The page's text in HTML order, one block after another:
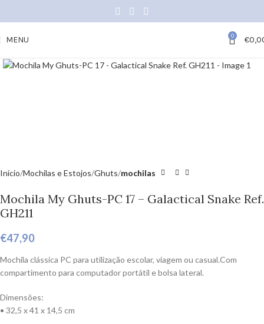
MENU 0 €
Início Mochilas e Estojos Ghuts mochilas
Mochila My Ghuts-PC 17 – Galactical Snake Ref.
GH211
€47,90
Mochila clássica PC para utilização escolar, viagem ou casual.Com
compartimento para computador portátil e bolsa lateral.
Dimensões:
• 32,5 x 41 x 14,5 cm